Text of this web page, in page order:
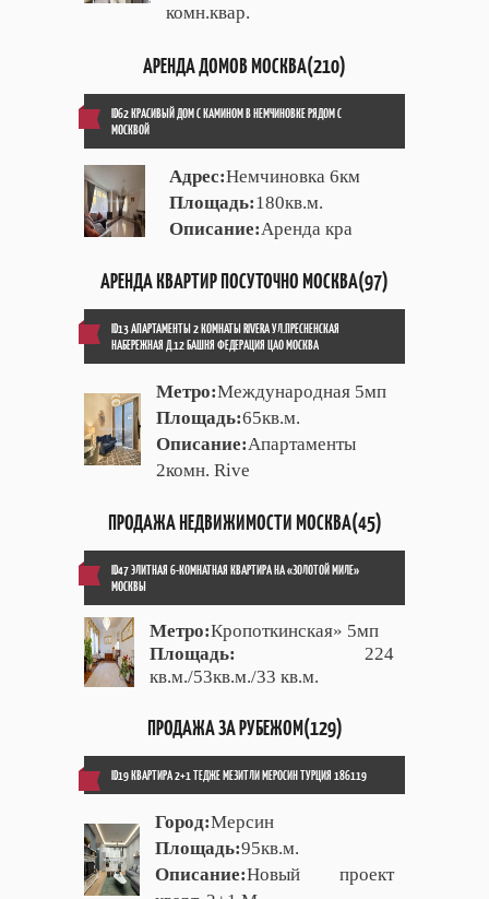
комн.квар.
АРЕНДА ДОМОВ МОСКВА(210)
ID62 КРАСИВЫЙ ДОМ С КАМИНОМ В НЕМЧИНОВКЕ РЯДОМ С
МОСКВОЙ
Адрес:Немчиновка 6км
Площадь:180кв.м.
Описание:Аренда кра
АРЕНДА КВАРТИР ПОСУТОЧНО МОСКВА(97)
ID13 АПАРТАМЕНТЫ 2 КОМНАТЫ RIVERA УЛ.ПРЕСНЕНСКАЯ
НАБЕРЕЖНАЯ Д.12 БАШНЯ ФЕДЕРАЦИЯ ЦАО МОСКВА
Метро:Международная 5мп
Площадь:65кв.м.
Описание:Апартаменты
2комн. Rive
ПРОДАЖА НЕДВИЖИМОСТИ МОСКВА(45)
ID47 ЭЛИТНАЯ 6-КОМНАТНАЯ КВАРТИРА НА «ЗОЛОТОЙ МИЛЕ»
МОСКВЫ
Метро:Кропоткинская» 5мп
Площадь:
224
кв.м./53кв.м./33 кв.м.
ПРОДАЖА ЗА РУБЕЖОМ(129)
ID19 КВАРТИРА 2+1 ТЕДЖЕ МЕЗИТЛИ МЕРОСИН ТУРЦИЯ 186119
Город:Мерсин
Площадь:95кв.м.
Описание:Новый проект